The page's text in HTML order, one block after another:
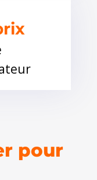
pour